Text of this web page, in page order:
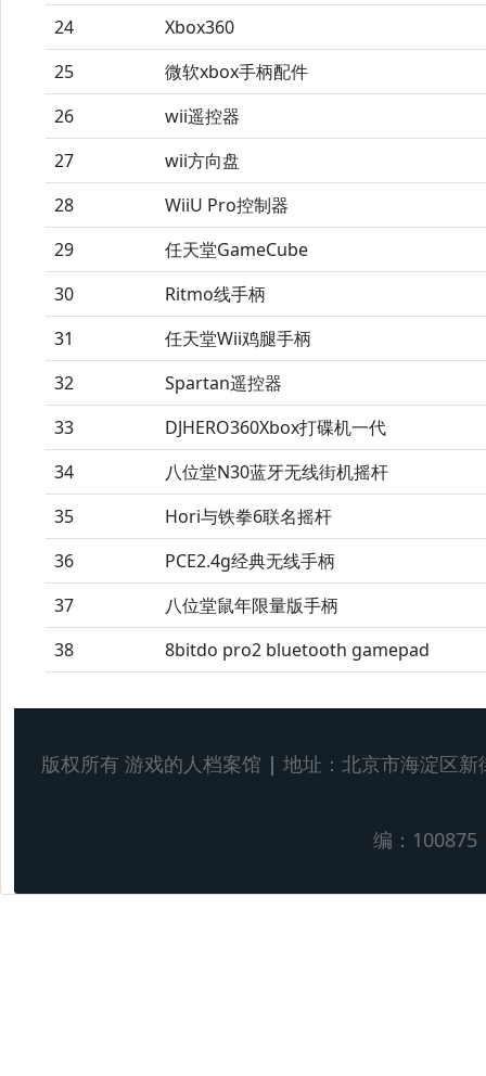
24
Xbox360
25
微软xbox手柄配件
26
wii遥控器
27
wii方向盘
28
WiiU Pro控制器
29
任天堂GameCube
30
Ritmo线手柄
31
任天堂Wii鸡腿手柄
32
Spartan遥控器
33
DJHERO360Xbox打碟机一代
34
八位堂N30蓝牙无线街机摇杆
35
Hori与铁拳6联名摇杆
36
PCE2.4g经典无线手柄
37
八位堂鼠年限量版手柄
38
8bitdo pro2 bluetooth gamepad
版权所有 游戏的人档案馆 | 地址：北京市海淀区
编：100875